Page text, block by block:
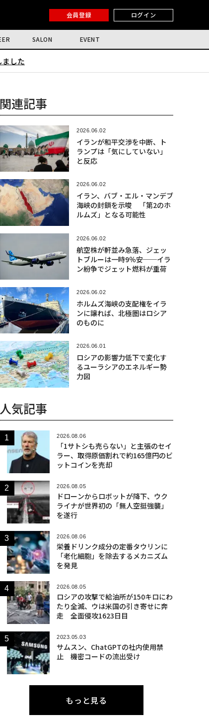
会員登録 ログイン
SALON EVENT
した
関連記事
2026.06.02
イランが和平交渉を中断、ト
ランプは「気にしていない」
と反応
2026.06.02
イラン、バブ・エル・マンデブ
海峡の封鎖を示唆 「第2のホ
ルムズ」となる可能性
2026.06.02
航空株が軒並み急落、ジェッ
トブルーは一時9％安──イラ
ン紛争でジェット燃料が重荷
2026.06.02
ホルムズ海峡の支配権をイラ
ンに譲れば、北極圏はロシア
のものに
2026.06.01
ロシアの影響力低下で変化す
るユーラシアのエネルギー勢
力図
人気記事
2026.08.06
「1サトシも売らない」と主張のセイ
ラー、取得原価割れで約165億円のビ
ットコインを売却
2026.08.05
ドローンからロボットが降下、ウク
ライナが世界初の「無人空挺強襲」
を遂行
2026.08.06
栄養ドリンク成分の定番タウリンに
「老化細胞」を除去するメカニズム
を発見
2026.08.05
ロシアの攻撃で給油所が150キロにわ
たり全滅、ウは米国の引き寄せに奔
走 全面侵攻1623日目
2023.05.03
サムスン、ChatGPTの社内使用禁
止 機密コードの流出受け
もっと見る